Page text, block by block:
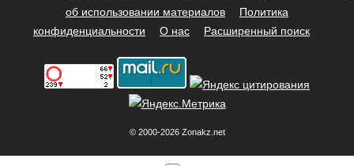
об использовании материалов
Политика
конфиденциальности
О нас Расширенный поиск
© 2000-2026 Zonakz.net